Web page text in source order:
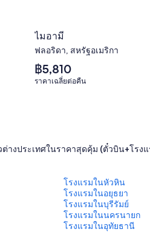
ไมอามี
ฟลอริดา, สหรัฐอเมริกา
ราคา
เฉลี่ย
฿5,810
ราคาเฉลี่ยต่อคืน
ต่างประเทศในราคาสุดคุ้ม (ตั๋วบิน+โรง
โรงแรมในหัวหิน
โรงแรมในอยุธยา
โรงแรมในบุรีรัมย์
โรงแรมในนครนายก
โรงแรมในอุทัยธานี